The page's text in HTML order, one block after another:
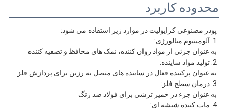
محدوده کاربرد
پودر مصنوعی کرایولیت در موارد زیر استفاده می شود:
1. آلومینیوم متالورژی:
به عنوان جزئی از مواد روان کننده، نمک های محافظ و تصفیه کننده
2. تولید مواد ساینده:
به عنوان پرکننده فعال در ساینده های متصل به رزین برای پردازش فلز
3. درمان سطح فلز:
به عنوان جزء در خمیر ترشی برای فولاد ضد زنگ
4. مات کننده شیشه ای: